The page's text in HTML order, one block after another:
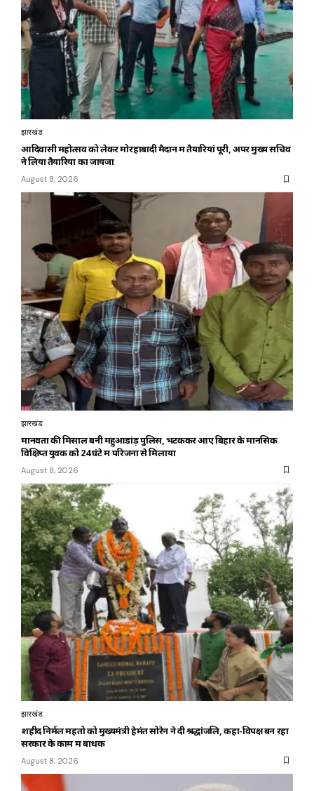
झारखंड
आदिवासी महोत्सव को लेकर मोरहाबादी मैदान में तैयारियां पूरी, अपर मुख्य सचिव
ने लिया तैयारियों का जायजा
August 8, 2026
झारखंड
मानवता की मिसाल बनी महुआडांड़ पुलिस, भटककर आए बिहार के मानसिक
विक्षिप्त युवक को 24 घंटे में परिजनों से मिलाया
August 8, 2026
झारखंड
शहीद निर्मल महतो को मुख्यमंत्री हेमंत सोरेन ने दी श्रद्धांजलि, कहा-विपक्ष बन रहा
सरकार के काम में बाधक
August 8, 2026